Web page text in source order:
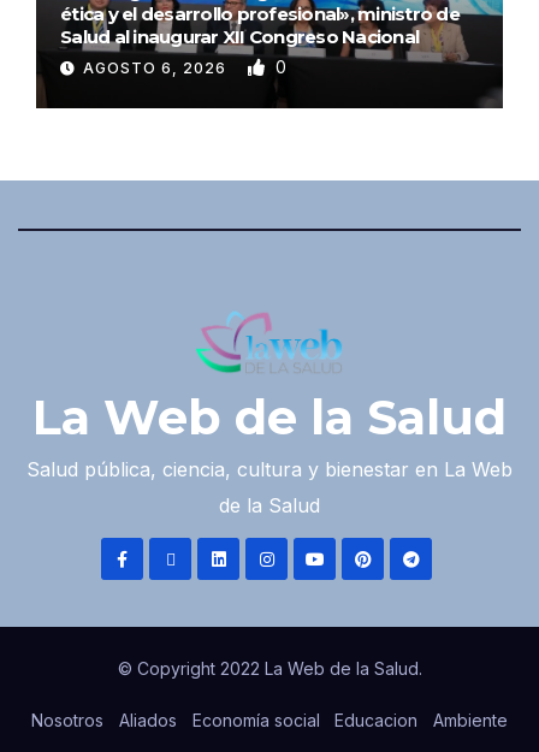
ética y el desarrollo profesional», ministro de
Salud al inaugurar XII Congreso Nacional
AGOSTO 6, 2026 0
La Web de la Salud
Salud pública, ciencia, cultura y bienestar en La Web
de la Salud
© Copyright 2022 La Web de la Salud.
Nosotros Aliados Economía social Educacion
Ambiente